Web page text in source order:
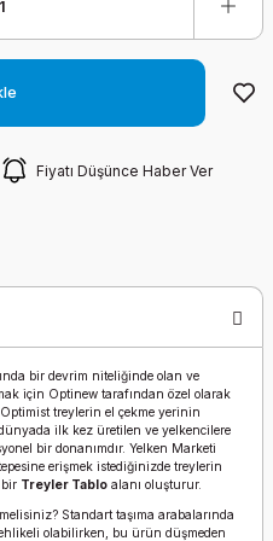
Fiyatı Düşünce Haber Ver
bir devrim niteliğinde olan ve
için Optinew tarafından özel olarak
treylerin el çekme yerinin
dünyada ilk kez üretilen ve yelkencilere
bir donanımdır. Yelken Marketi
erişmek istediğinizde treylerin
bir Treyler Tablo alanı oluşturur.
Standart taşıma arabalarında
olabilirken, bu ürün düşmeden